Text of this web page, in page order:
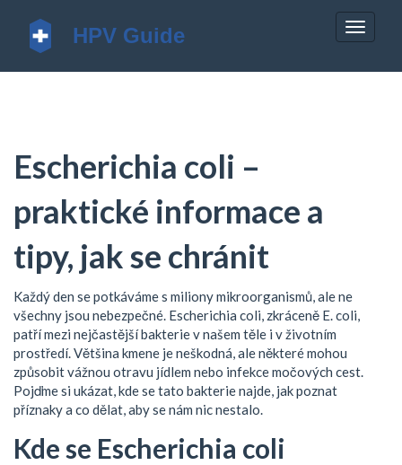
Escherichia coli –
praktické informace a
tipy, jak se chránit
Každý den se potkáváme s miliony mikroorganismů, ale ne
všechny jsou nebezpečné. Escherichia coli, zkráceně E. coli,
patří mezi nejčastější bakterie v našem těle i v životním
prostředí. Většina kmene je neškodná, ale některé mohou
způsobit vážnou otravu jídlem nebo infekce močových cest.
Pojďme si ukázat, kde se tato bakterie najde, jak poznat
příznaky a co dělat, aby se nám nic nestalo.
Kde se Escherichia coli